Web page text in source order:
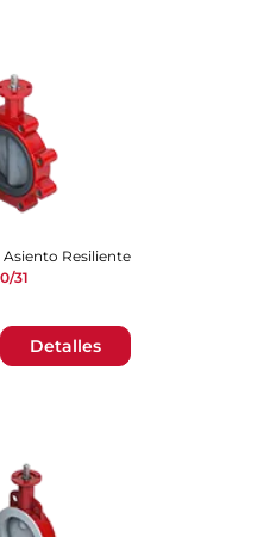
Detalles
Resiliente
31